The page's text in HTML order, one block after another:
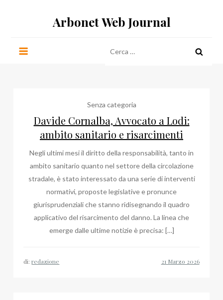
Arbonet Web Journal
per:
Senza categoria
Davide Cornalba, Avvocato a Lodi:
ambito sanitario e risarcimenti
Negli ultimi mesi il diritto della responsabilità, tanto in
ambito sanitario quanto nel settore della circolazione
stradale, è stato interessato da una serie di interventi
normativi, proposte legislative e pronunce
giurisprudenziali che stanno ridisegnando il quadro
applicativo del risarcimento del danno. La linea che
emerge dalle ultime notizie è precisa: […]
di:redazione